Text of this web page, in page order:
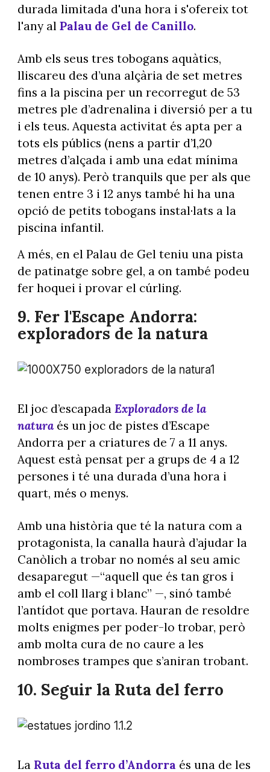
durada limitada d'una hora i s'ofereix tot
l'any al Palau de Gel de Canillo.
Amb els seus tres tobogans aquàtics,
lliscareu des d’una alçària de set metres
fins a la piscina per un recorregut de 53
metres ple d’adrenalina i diversió per a tu
i els teus. Aquesta activitat és apta per a
tots els públics (nens a partir d’1,20
metres d’alçada i amb una edat mínima
de 10 anys). Però tranquils que per als que
tenen entre 3 i 12 anys també hi ha una
opció de petits tobogans instal·lats a la
piscina infantil.
A més, en el Palau de Gel teniu una pista
de patinatge sobre gel, a on també podeu
fer hoquei i provar el cúrling.
9. Fer l'Escape Andorra:
exploradors de la natura
El joc d’escapada Exploradors de la
naturaés un joc de pistes d’Escape
Andorra per a criatures de 7 a 11 anys.
Aquest està pensat per a grups de 4 a 12
persones i té una durada d’una hora i
quart, més o menys.
Amb una història que té la natura com a
protagonista, la canalla haurà d’ajudar la
Canòlich a trobar no només al seu amic
desaparegut —“aquell que és tan gros i
amb el coll llarg i blanc” —, sinó també
l’antídot que portava. Hauran de resoldre
molts enigmes per poder-lo trobar, però
amb molta cura de no caure a les
nombroses trampes que s’aniran trobant.
10. Seguir la Ruta del ferro
La Ruta del ferro d’Andorra és una de les